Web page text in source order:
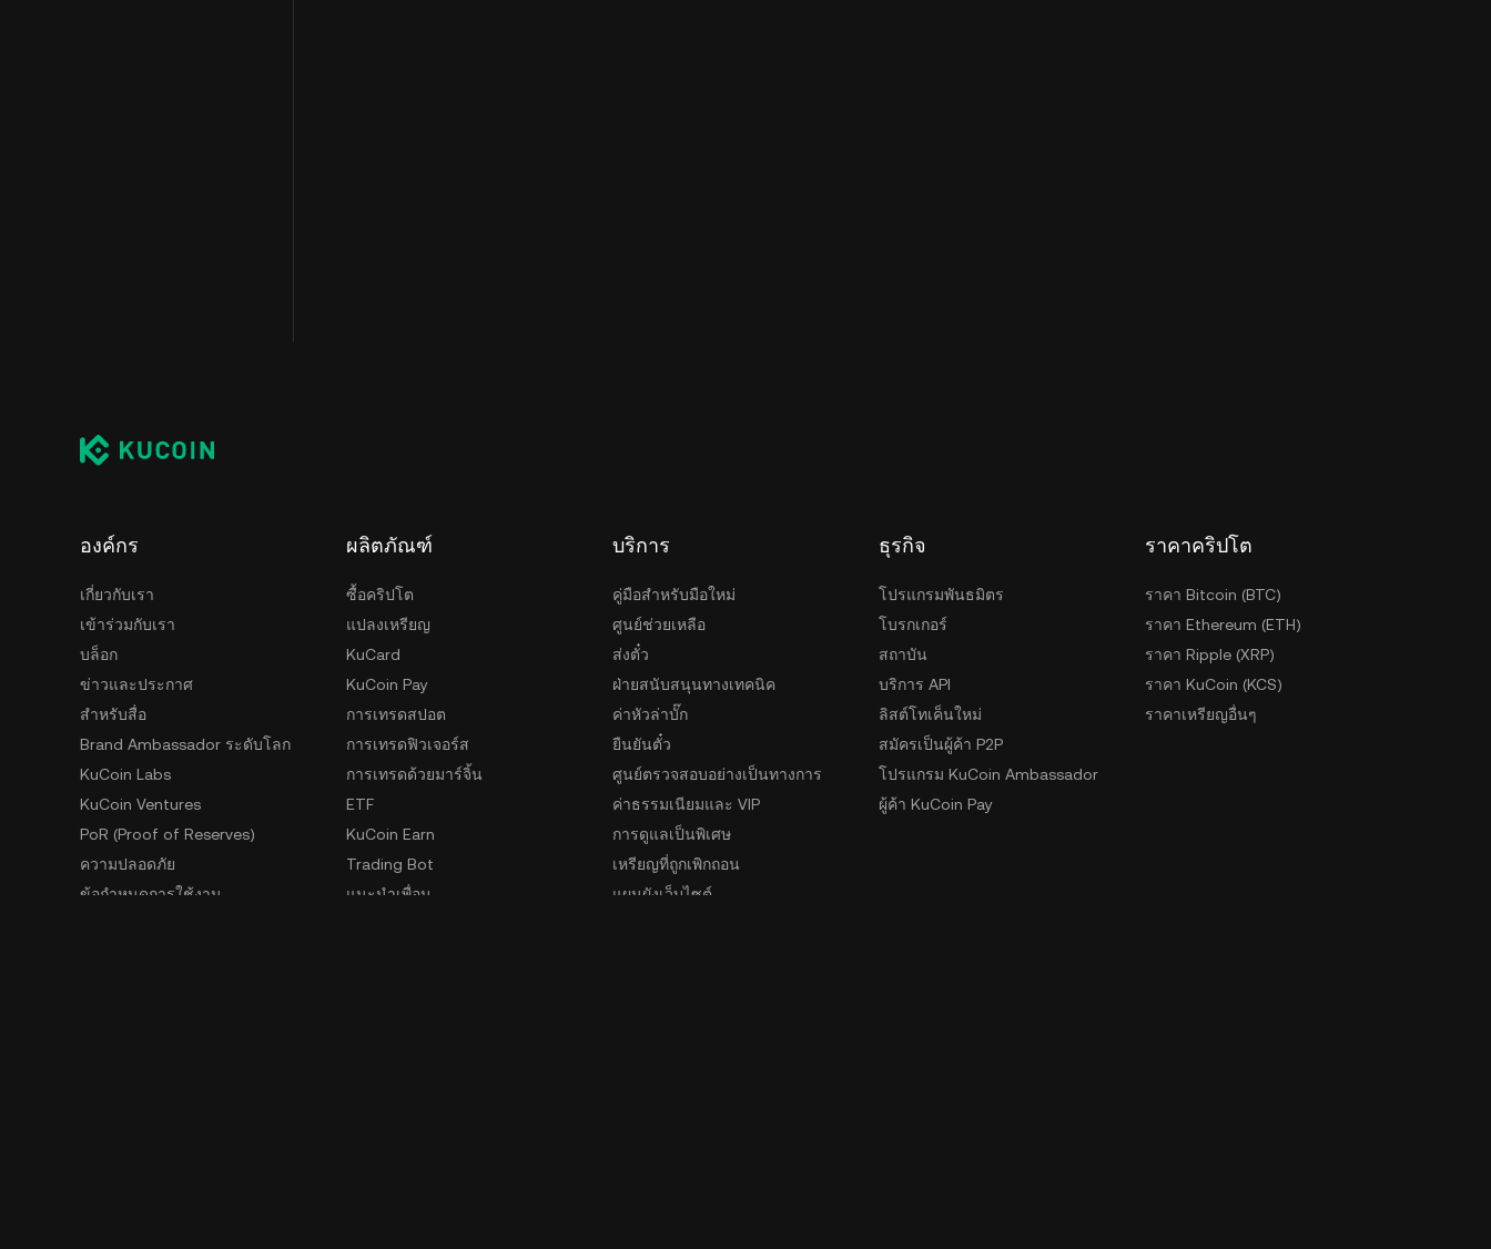
องค์กร
เกี่ยวกับเรา
เข้าร่วมกับเรา
บล็อก
ข่าวและประกาศ
สำหรับสื่อ
Brand Ambassador ระดับโลก
KuCoin Labs
KuCoin Ventures
PoR (Proof of Reserves)
ความปลอดภัย
ข้อกำหนดการใช้งาน
ผลิตภัณฑ์
ซื้อคริปโต
แปลงเหรียญ
KuCard
KuCoin Pay
การเทรดสปอต
การเทรดฟิวเจอร์ส
การเทรดด้วยมาร์จิ้น
ETF
KuCoin Earn
Trading Bot
แนะนำเพื่อน
บริการ
คู่มือสำหรับมือใหม่
ศูนย์ช่วยเหลือ
ส่งตั๋ว
ฝ่ายสนับสนุนทางเทคนิค
ค่าหัวล่าบั๊ก
ยืนยันตั๋ว
ศูนย์ตรวจสอบอย่างเป็นทางการ
ค่าธรรมเนียมและ VIP
การดูแลเป็นพิเศษ
เหรียญที่ถูกเพิกถอน
แผนผังเว็บไซต์
ธุรกิจ
โปรแกรมพันธมิตร
โบรกเกอร์
สถาบัน
บริการ API
ลิสต์โทเค็นใหม่
สมัครเป็นผู้ค้า P2P
โปรแกรม KuCoin Ambassador
ผู้ค้า KuCoin Pay
ราคาคริปโต
ราคา Bitcoin (BTC)
ราคา Ethereum (ETH)
ราคา Ripple (XRP)
ราคา KuCoin (KCS)
ราคาเหรียญอื่นๆ